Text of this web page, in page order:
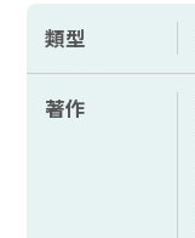
類型
著作